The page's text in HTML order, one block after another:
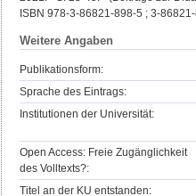
ISBN 978-3-86821-898-5 ; 3-
Weitere Angaben
Publikationsform:
Sprache des Eintrags:
Institutionen der Universität:
Open Access: Freie Zugänglichkeit
des Volltexts?:
Titel an der KU entstanden: